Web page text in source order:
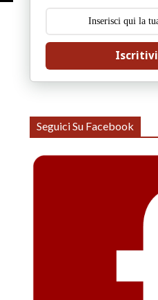
Iscritivi
Seguici Su Facebook